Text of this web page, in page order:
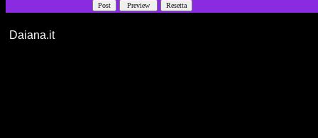
Daiana.it